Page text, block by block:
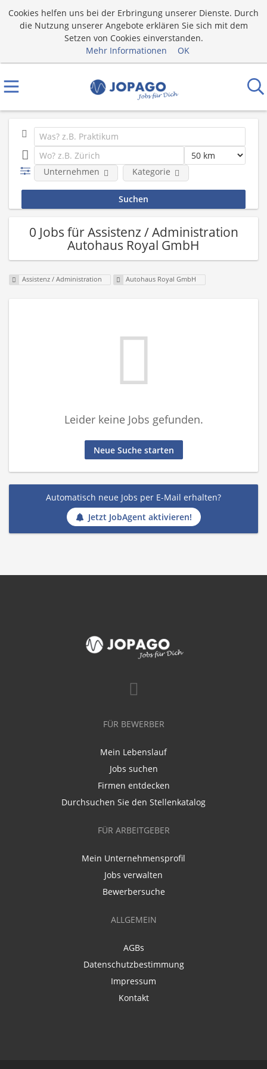
Cookies helfen uns bei der Erbringung unserer Dienste. Durch
die Nutzung unserer Angebote erklären Sie sich mit dem
Setzen von Cookies einverstanden.
Mehr Informationen
OK
Unternehmen Kategorie
0 Jobs für Assistenz / Administration
Autohaus Royal GmbH
Assistenz / Administration Autohaus Royal GmbH
Leider keine Jobs gefunden.
Neue Suche starten
Automatisch neue Jobs per E-Mail erhalten?
Jetzt JobAgent aktivieren!
FÜR BEWERBER
Mein Lebenslauf
Jobs suchen
Firmen entdecken
Durchsuchen Sie den Stellenkatalog
FÜR ARBEITGEBER
Mein Unternehmensprofil
Jobs verwalten
Bewerbersuche
ALLGEMEIN
AGBs
Datenschutzbestimmung
Impressum
Kontakt